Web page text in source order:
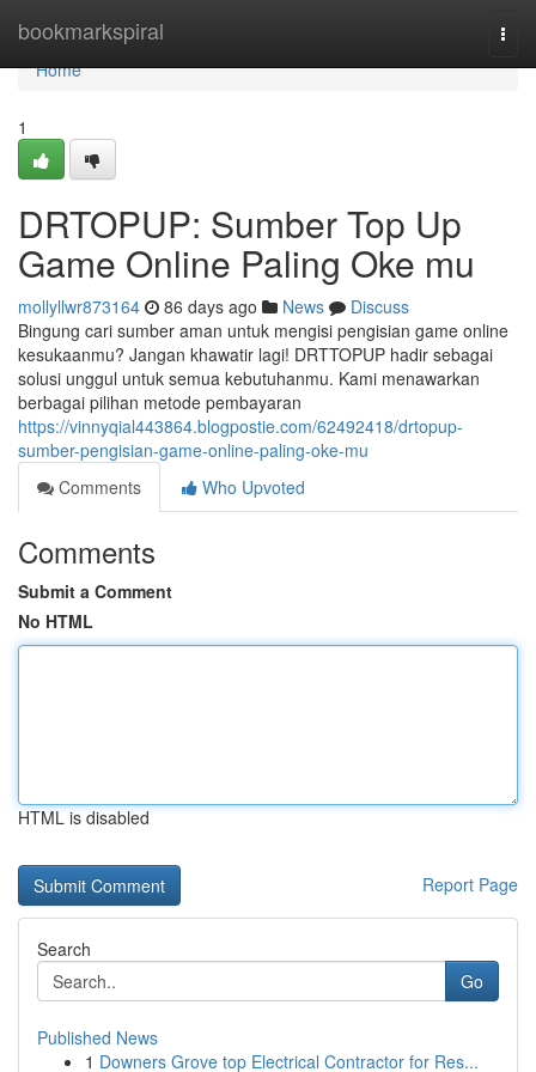
bookmarkspiral
Home
Home
1
DRTOPUP: Sumber Top Up
Game Online Paling Oke mu
mollyllwr873164 86 days ago News
Discuss
Bingung cari sumber aman untuk mengisi pengisian game online
kesukaanmu? Jangan khawatir lagi! DRTTOPUP hadir sebagai
solusi unggul untuk semua kebutuhanmu. Kami menawarkan
berbagai pilihan metode pembayaran
https://vinnyqial443864.blogpostie.com/62492418/drtopup-
sumber-pengisian-game-online-paling-oke-mu
Comments
Who Upvoted
Comments
Submit a Comment
No HTML
HTML is disabled
Report Page
Search
Go
Published News
1 Downers Grove top Electrical Contractor for Res...